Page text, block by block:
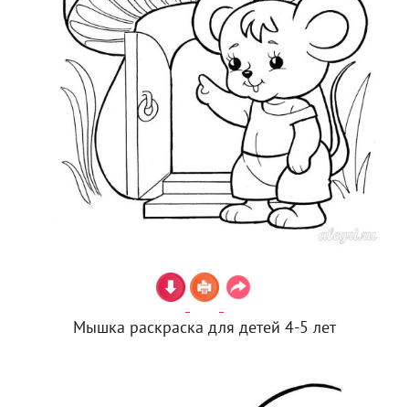
Мышка раскраска для детей 4-5 лет